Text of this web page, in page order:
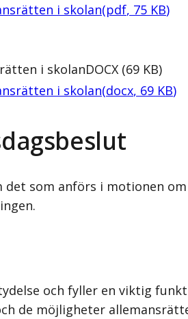
i skolan(pdf, 75 KB)
i skolanDOCX (69 KB)
i skolan(docx, 69 KB)
det som anförs i motionen
och fyller en viktig
de möjligheter